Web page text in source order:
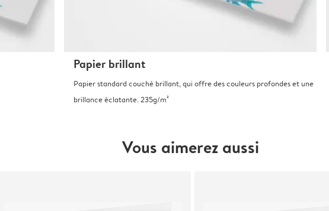
Papier brillant
Papier standard couché brillant, qui offre des couleurs profondes et une
brillance éclatante. 235g/m²
Vous aimerez aussi